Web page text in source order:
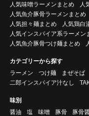
人気味噌ラーメンまとめ
人
人気魚介豚骨ラーメンまとめ
人気担々麺まとめ
人気鶏白
人気インスパイア系ラーメン
人気魚介豚骨つけ麺まとめ
カテゴリーから探す
ラーメン
つけ麺 まぜそば
二郎インスパイア汁なし
味別
醤油
塩 味噌 豚骨 豚骨